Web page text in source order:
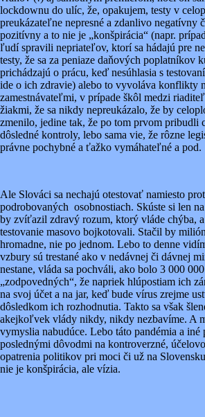
lockdownu do ulíc, že, opakujem, testy v
preukázateľne nepresné a zdanlivo negatívny
pozitívny a to nie je „konšpirácia“ (napr.
ľudí spravili nepriateľov, ktorí sa hádajú pre
testy, že sa za peniaze daňových poplatníkov
prichádzajú o prácu, keď nesúhlasia s
ide o ich zdravie) alebo to vyvoláva konflikty
zamestnávateľmi, v prípade škôl medzi
žiakmi, že sa nikdy nepreukázalo, že by
zmenilo, jedine tak, že po tom prvom pribudli
dôsledné kontroly, lebo sama vie, že rôzne
právne pochybné a ťažko vymáhateľné a pod.
Ale Slováci sa nechajú otestovať namiesto
podrobovaných osobnostiach. Skúste si len
by zvíťazil zdravý rozum, ktorý vláde chýba,
testovanie masovo bojkotovali. Stačil by
hromadne, nie po jednom. Lebo to denne
vzbury sú trestané ako v nedávnej či dávnej
nestane, vláda sa pochváli, ako bolo 3 000
„zodpovedných“, že napriek hlúpostiam ich
na svoj účet a na jar, keď bude vírus zrejme
dôsledkom ich rozhodnutia. Takto sa však
akejkoľvek vlády nikdy, nikdy nezbavíme. A
vymyslia nabudúce. Lebo táto pandémia a iné
poslednými dôvodmi na kontroverzné,
opatrenia politikov pri moci či už na
nie je konšpirácia, ale vízia.